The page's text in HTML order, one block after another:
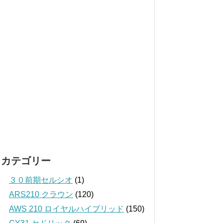
カテゴリー
３０前期セルシオ (1)
ARS210 クラウン (120)
AWS 210 ロイヤルハイブリッド (150)